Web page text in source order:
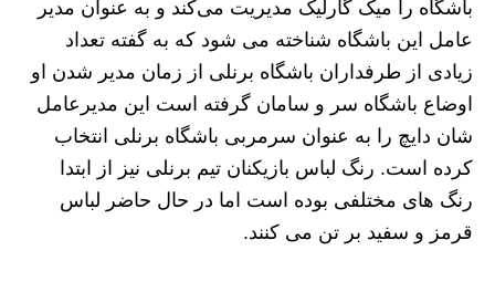
باشگاه را میک گارلیک مدیریت می‌کند و به عنوان مدیر
عامل این باشگاه شناخته می شود که به گفته تعداد
زیادی از طرفداران باشگاه برنلی از زمان مدیر شدن او
اوضاع باشگاه سر و سامان گرفته است این مدیرعامل
شان دایچ را به عنوان سرمربی باشگاه برنلی انتخاب
کرده است. رنگ لباس بازیکنان تیم برنلی نیز از ابتدا
رنگ های مختلفی بوده است اما در حال حاضر لباس
قرمز و سفید بر تن می کنند.